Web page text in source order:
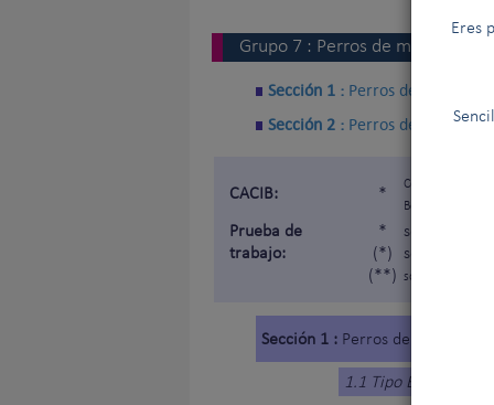
Eres
Grupo 7 : Perros de muestra
Sección 1 : Perros de muestra
Sección 2 : Perros de muestra
CACIB: *
Certificat
Belleza »).
Prueba de
trabajo:
*
(*)
(**)
sometida a
sometida a
sometida a una
Sección 1 : Perros de muestra
1.1 Tipo Braco